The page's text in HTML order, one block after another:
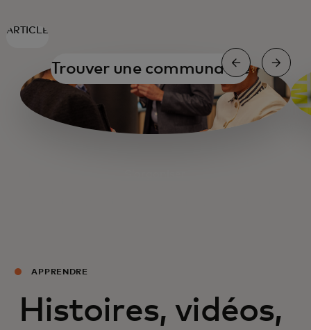
ARTICLE
Trouver une communauté
APPRENDRE
Histoires, vidéos,